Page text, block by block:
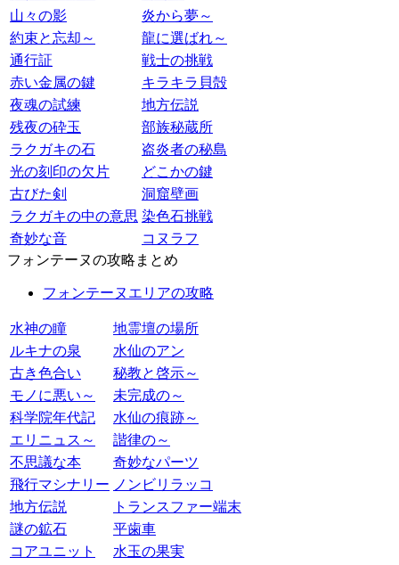
山々の影
炎から夢～
約束と忘却～
龍に選ばれ～
通行証
戦士の挑戦
赤い金属の鍵
キラキラ貝殻
夜魂の試練
地方伝説
残夜の砕玉
部族秘蔵所
ラクガキの石
盗炎者の秘島
光の刻印の欠片
どこかの鍵
古びた剣
洞窟壁画
ラクガキの中の意思 染色石挑戦
奇妙な音
コヌラフ
フォンテーヌの攻略まとめ
フォンテーヌエリアの攻略
水神の瞳
地霊壇の場所
ルキナの泉
水仙のアン
古き色合い
秘教と啓示～
モノに悪い～
未完成の～
科学院年代記
水仙の痕跡～
エリニュス～
諧律の～
不思議な本
奇妙なパーツ
飛行マシナリー ノンビリラッコ
地方伝説
トランスファー端末
謎の鉱石
平歯車
コアユニット
水玉の果実